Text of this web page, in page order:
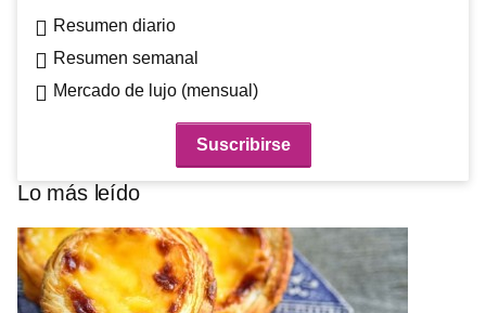
Resumen diario
Resumen semanal
Mercado de lujo (mensual)
Lo más leído